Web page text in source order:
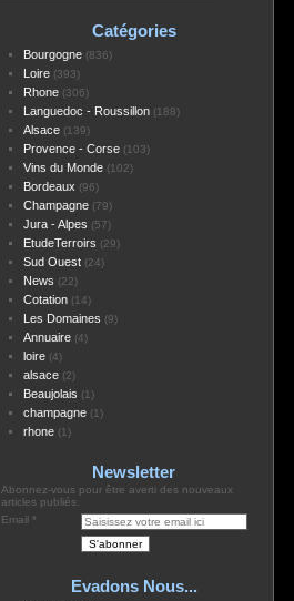
Catégories
Bourgogne(836)
Loire(393)
Rhone(306)
Languedoc - Roussillon(188)
Alsace(139)
Provence - Corse(103)
Vins du Monde(102)
Bordeaux (96)
Champagne(79)
Jura - Alpes (57)
EtudeTerroirs (29)
Sud Ouest(24)
News (22)
Cotation(14)
Les Domaines (9)
Annuaire(4)
loire(4)
alsace(2)
Beaujolais (1)
champagne(1)
rhone(1)
Newsletter
Abonnez-vous pour être averti des nouveaux
articles publiés.
Email
Evadons Nous...